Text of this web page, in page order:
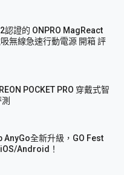
認證的 ONPRO MagReact
無線急速行動電源 開箱 評
POCKET PRO 穿戴式智
全新升級，GO Fest
Android！